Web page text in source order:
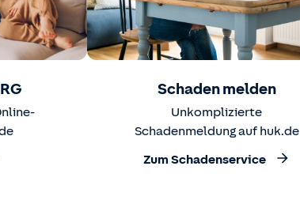
Schaden melden
Unkomplizierte
Schadenmeldung auf huk.de
Zum Schadenservice